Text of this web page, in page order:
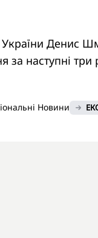
України Денис
за наступні
Новини